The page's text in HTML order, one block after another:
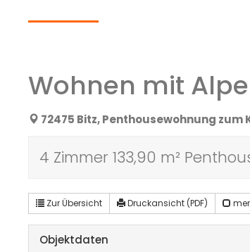
Wohnen mit
72475 Bitz, Penthousewohnung zum
4 Zimmer 133,90 m²
Zur Übersicht Druckansicht (PDF)
Objektdaten